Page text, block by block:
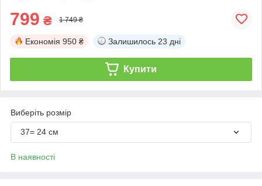
799 ₴ 1 749 ₴
Економія 950 ₴ Залишилось 23 дні
Купити
Виберіть розмір
37= 24 см
В наявності